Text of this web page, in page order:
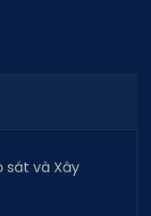
sát và Xây